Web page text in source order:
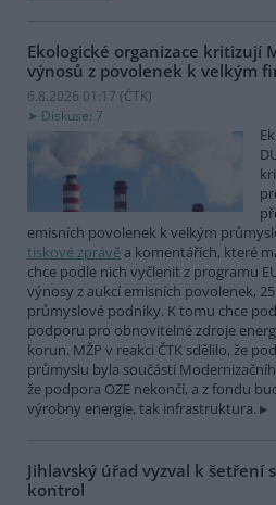
Ekologické organizace kritizují
výnosů z povolenek k velkým
6.8.2026 01:17 (ČTK)
Diskuse: 7
emisních povolenek k velkým
tiskové zprávě a komentářích, které
chce podle nich vyčlenit z programu
výnosy z aukcí emisních povolenek,
průmyslové podniky. K tomu chce
podporu pro obnovitelné zdroje
korun. MŽP v reakci ČTK sdělilo, že
průmyslu byla součástí
že podpora OZE nekončí, a z fondu
výrobny energie, tak infrastruktura.
Jihlavský úřad vyzval k šetření
kontrol